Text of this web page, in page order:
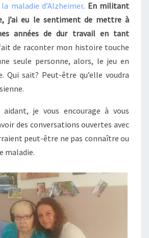
maladie d’Alzheimer. En militant
j’ai eu le sentiment de mettre à
années de dur travail en tant
de raconter mon histoire touche
seule personne, alors, le jeu en
Qui sait? Peut-être qu’elle voudra
je vous encourage à vous
des conversations ouvertes avec
peut-être ne pas connaître ou
maladie.